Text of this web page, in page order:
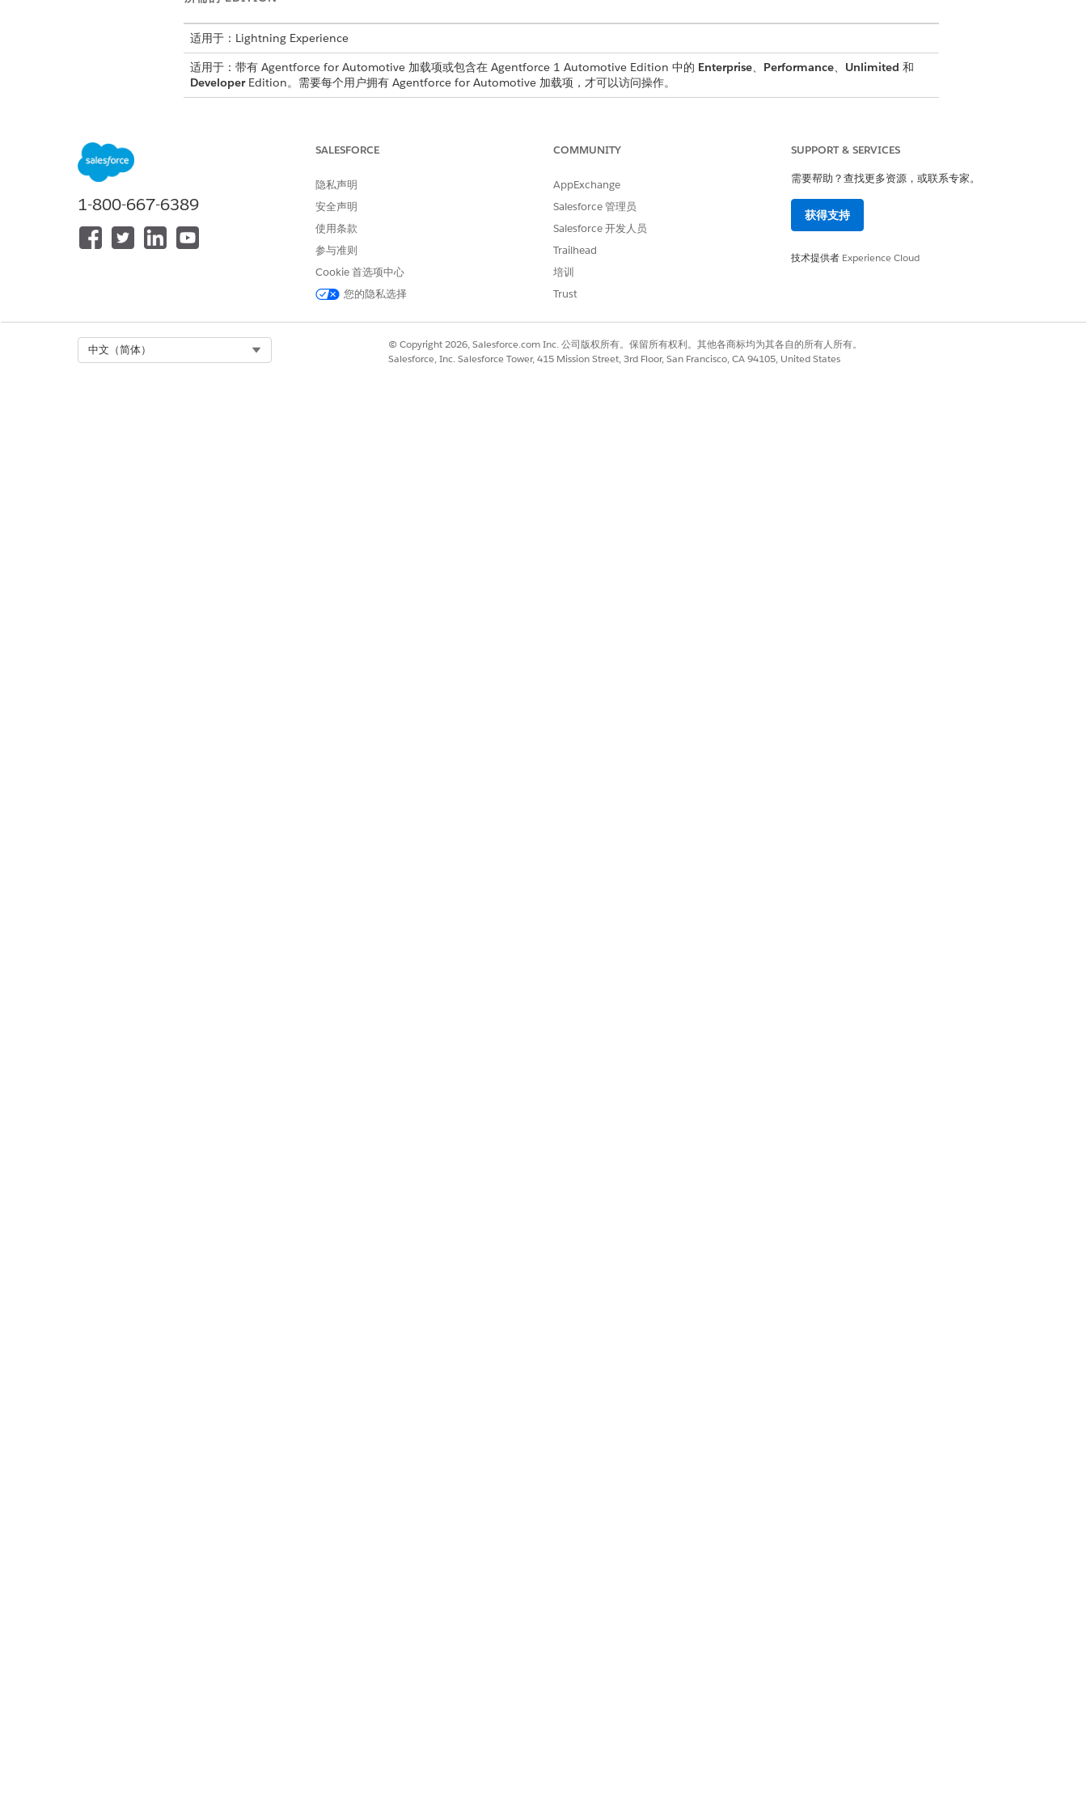
适用于：Lightning Experience
适用于：带有 Agentforce for Automotive 加载项或包含在 Agentforce 1 Automotive Edition 中的 Enterprise、 Performance、 Unlimited 和
DeveloperEdition。需要每个用户拥有 Agentforce for Automotive 加载项，才可以访问操作。
包含的客服人员操作
查询记录
按名称识别记录
获取主题配置
触发此子代理的话语示例
1-800-667-6389
SALESFORCE
隐私声明
安全声明
使用条款
参与准则
Cookie 首选项中心
您的隐私选择
COMMUNITY
AppExchange
Salesforce 管理员
Salesforce 开发人员
Trailhead
培训
Trust
SUPPORT & SERVICES
需要帮助？查找更多资源，或联系专家。
获得支持
技术提供者 Experience Cloud
中文（简体）
© Copyright 2026, Salesforce.com Inc. 公司版权所有。保留所有权利。其他各商标均为其各自的所有人所有。
Salesforce, Inc. Salesforce Tower, 415 Mission Street, 3rd Floor, San Francisco, CA 94105, United States